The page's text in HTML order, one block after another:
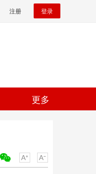
注册 登录
更多